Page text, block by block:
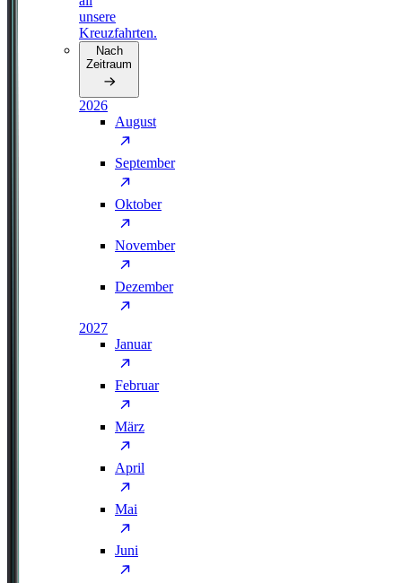
unsere
Kreuzfahrten.
Nach
Zeitraum
2026
August
September
Oktober
November
Dezember
2027
Januar
Februar
März
April
Mai
Juni